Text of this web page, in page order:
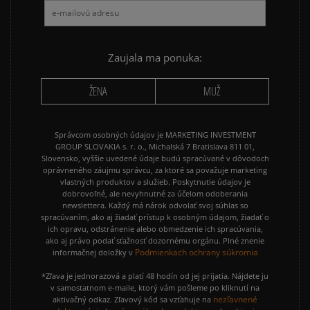
Zaujala ma ponuka:
ŽENA MUŽ
Správcom osobných údajov je MARKETING INVESTMENT
GROUP SLOVAKIA s. r. o., Michalská 7 Bratislava 811 01,
Slovensko, vyššie uvedené údaje budú spracúvané v dôvodoch
oprávneného záujmu správcu, za ktoré sa považuje marketing
vlastných produktov a služieb. Poskytnutie údajov je
dobrovoľné, ale nevyhnutné za účelom odoberania
newslettera. Každý má nárok odvolať svoj súhlas so
spracúvaním, ako aj žiadať prístup k osobným údajom, žiadať o
ich opravu, odstránenie alebo obmedzenie ich spracúvania,
ako aj právo podať sťažnosť dozornému orgánu. Plné znenie
informačnej doložky v Podmienkach ochrany súkromia
*Zľava je jednorazová a platí 48 hodín od jej prijatia. Nájdete ju
v samostatnom e-maile, ktorý vám pošleme po kliknutí na
aktivačný odkaz. Zľavový kód sa vzťahuje na nezľavnené